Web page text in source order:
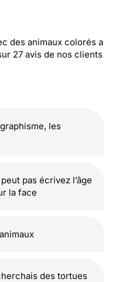
des animaux colorés a
27 avis de nos clients
les
pas écrivez l’âge
la face
animaux
cherchais des tortues